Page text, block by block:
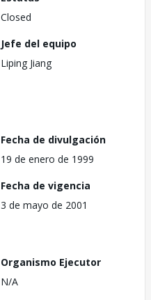
Closed
Jefe del equipo
Liping Jiang
Fecha de divulgación
19 de enero de 1999
Fecha de vigencia
3 de mayo de 2001
Organismo Ejecutor
N/A